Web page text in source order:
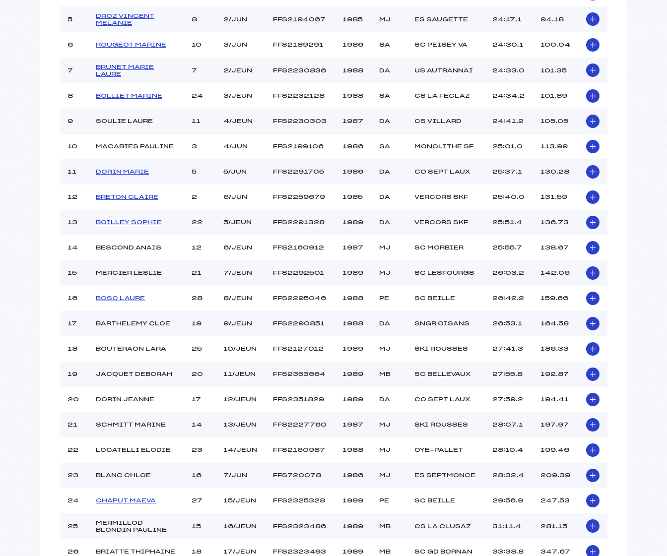
5
DROZ VINCENT
MELANIE
8 2/JUN FFS2194067 1985 MJ ES SAUGETTE 24:17.1 94.18
6 ROUGEOT MARINE 10 3/JUN FFS2189291 1986 SA SC PEISEY VA 24:30.1 100.04
7
BRUNET MARIE
LAURE
7 2/JEUN FFS2230836 1988 DA US AUTRANNAI 24:33.0 101.35
8 BOLLIET MARINE 24 3/JEUN FFS2232128 1988 SA CS LA FECLAZ 24:34.2 101.89
9 SOULIE LAURE 11 4/JEUN FFS2230303 1987 DA CS VILLARD 24:41.2 105.05
10 MACABIES PAULINE 3 4/JUN FFS2199106 1986 SA MONOLITHE SF 25:01.0 113.99
11 DORIN MARIE 5 5/JUN FFS2291705 1986 DA CO SEPT LAUX 25:37.1 130.28
12 BRETON CLAIRE 2 6/JUN FFS2259679 1985 DA VERCORS SKF 25:40.0 131.59
13 BOILLEY SOPHIE 22 5/JEUN FFS2291328 1989 DA VERCORS SKF 25:51.4 136.73
14 BESCOND ANAIS 12 6/JEUN FFS2160912 1987 MJ SC MORBIER 25:55.7 138.67
15 MERCIER LESLIE 21 7/JEUN FFS2292501 1989 MJ SC LESFOURGS 26:03.2 142.06
16 BOSC LAURE 28 8/JEUN FFS2295046 1988 PE SC BEILLE 26:42.2 159.66
17 BARTHELEMY CLOE 19 9/JEUN FFS2290851 1988 DA SNGR OISANS 26:53.1 164.58
18 BOUTERAON LARA 25 10/JEUN FFS2127012 1989 MJ SKI ROUSSES 27:41.3 186.33
19 JACQUET DEBORAH 20 11/JEUN FFS2353664 1989 MB SC BELLEVAUX 27:55.8 192.87
20 DORIN JEANNE 17 12/JEUN FFS2351829 1989 DA CO SEPT LAUX 27:59.2 194.41
21 SCHMITT MARINE 14 13/JEUN FFS2227760 1987 MJ SKI ROUSSES 28:07.1 197.97
22 LOCATELLI ELODIE 23 14/JEUN FFS2160987 1988 MJ OYE-PALLET 28:10.4 199.46
23 BLANC CHLOE 16 7/JUN FFS720078 1986 MJ ES SEPTMONCE 28:32.4 209.39
24 CHAPUT MAEVA 27 15/JEUN FFS2325328 1989 PE SC BEILLE 29:56.9 247.53
25
MERMILLOD
BLONDIN PAULINE
15 16/JEUN FFS2323486 1989 MB CS LA CLUSAZ 31:11.4 281.15
26 BRIATTE THIPHAINE 18 17/JEUN FFS2323493 1989 MB SC GD BORNAN 33:38.8 347.67